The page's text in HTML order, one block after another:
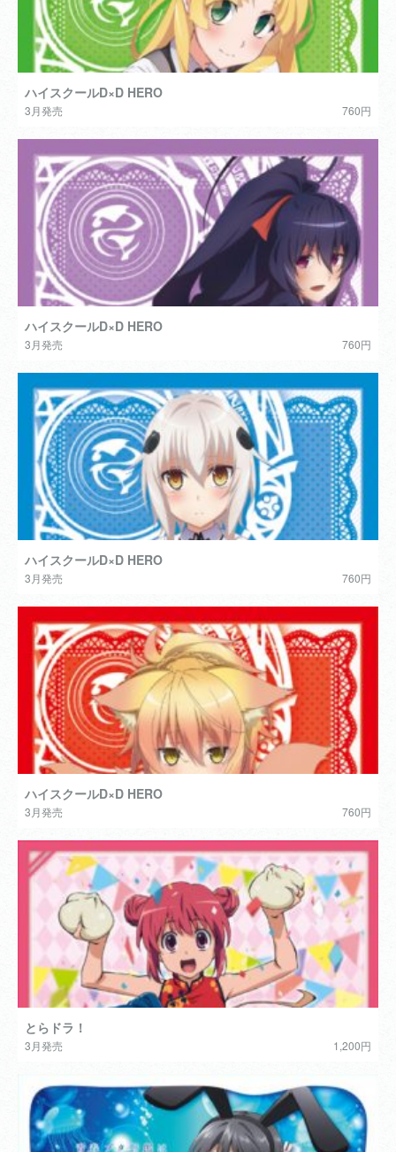
ハイスクールD×D HERO
3月発売 760円
ハイスクールD×D HERO
3月発売 760円
ハイスクールD×D HERO
3月発売 760円
ハイスクールD×D HERO
3月発売 760円
とらドラ！
3月発売 1,200円